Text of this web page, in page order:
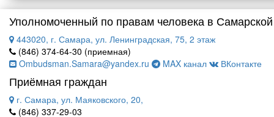
Уполномоченный по правам человека в
443020, г. Самара, ул. Ленинградская, 75, 2 этаж
(846) 374-64-30 (приемная)
Ombudsman.Samara@yandex.ru
MAX канал ВКонтакте
Приёмная граждан
г. Самара, ул. Маяковского, 20,
(846) 337-29-03